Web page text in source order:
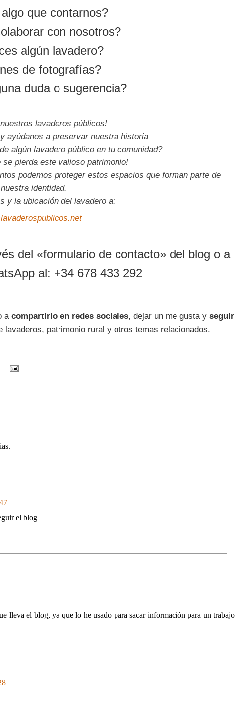
que contarnos?
con nosotros?
algún lavadero?
de fotografías?
duda o sugerencia?
lavaderos públicos!
ayúdanos a preservar nuestra historia
algún lavadero público en tu comunidad?
se pierda este valioso patrimonio!
podemos proteger estos espacios que forman parte de
nuestra identidad.
y la ubicación del lavadero a:
del «formulario de contacto» del blog o a
al: +34 678 433 292
a compartirlo en redes sociales, dejar un me gusta y seguir
lavaderos, patrimonio rural y otros temas relacionados.
el blog
lleva el blog, ya que lo he usado para sacar información para un trabajo